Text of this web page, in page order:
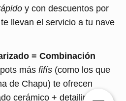
y con descuentos por
llevan el servicio a tu nave
= Combinación
más fifís (como los que
de Chapu) te ofrecen
cerámico + detailing que